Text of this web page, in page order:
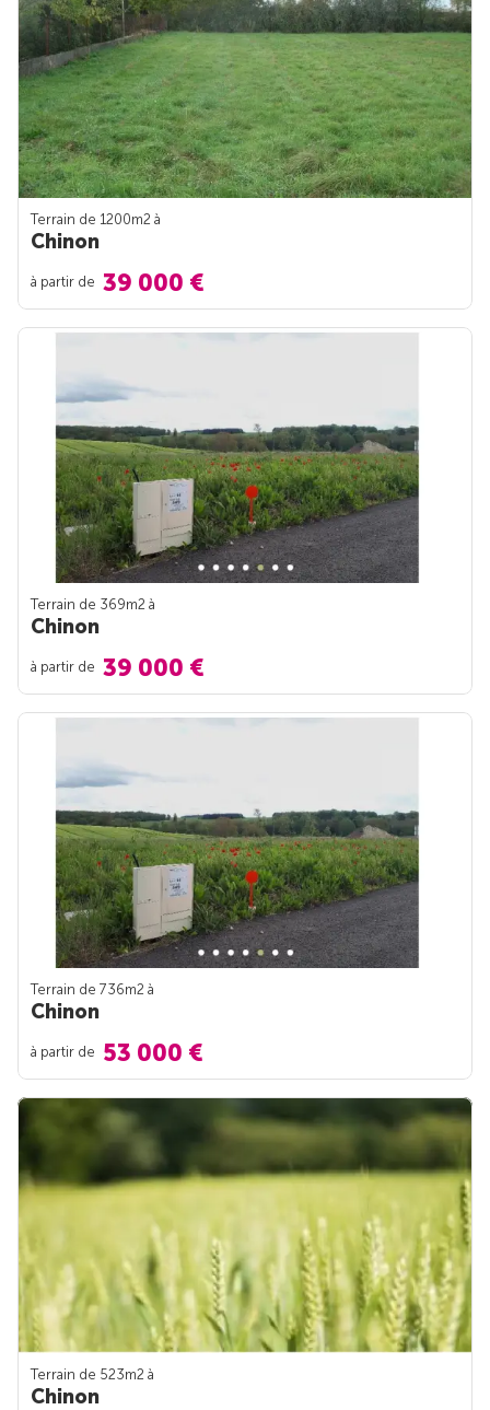
Terrain de 1200m2 à
Chinon
à partir de 39 000 €
Terrain de 369m2 à
Chinon
à partir de 39 000 €
Terrain de 736m2 à
Chinon
à partir de 53 000 €
Terrain de 523m2 à
Chinon